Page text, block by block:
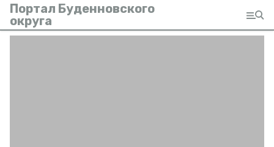
Портал Буденновского
округа